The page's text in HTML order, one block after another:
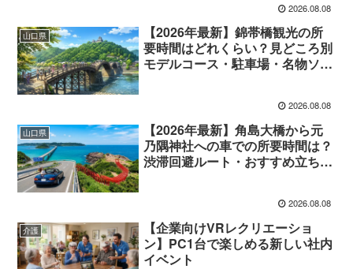
2026.08.08
山口県
【2026年最新】錦帯橋観光の所
要時間はどれくらい？見どころ別
モデルコース・駐車場・名物ソフ
2026.08.08
山口県
【2026年最新】角島大橋から元
乃隅神社への車での所要時間は？
渋滞回避ルート・おすすめ立ち寄
2026.08.08
介護
【企業向けVRレクリエーショ
ン】PC1台で楽しめる新しい社内
イベント